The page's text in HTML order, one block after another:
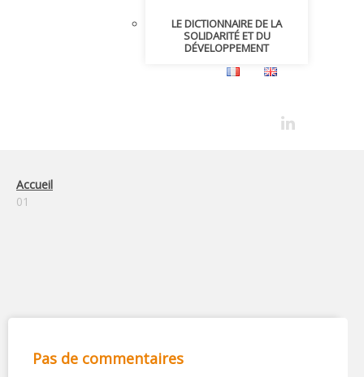
LE DICTIONNAIRE DE LA
SOLIDARITÉ ET DU
DÉVELOPPEMENT
Accueil
01
Pas de commentaires